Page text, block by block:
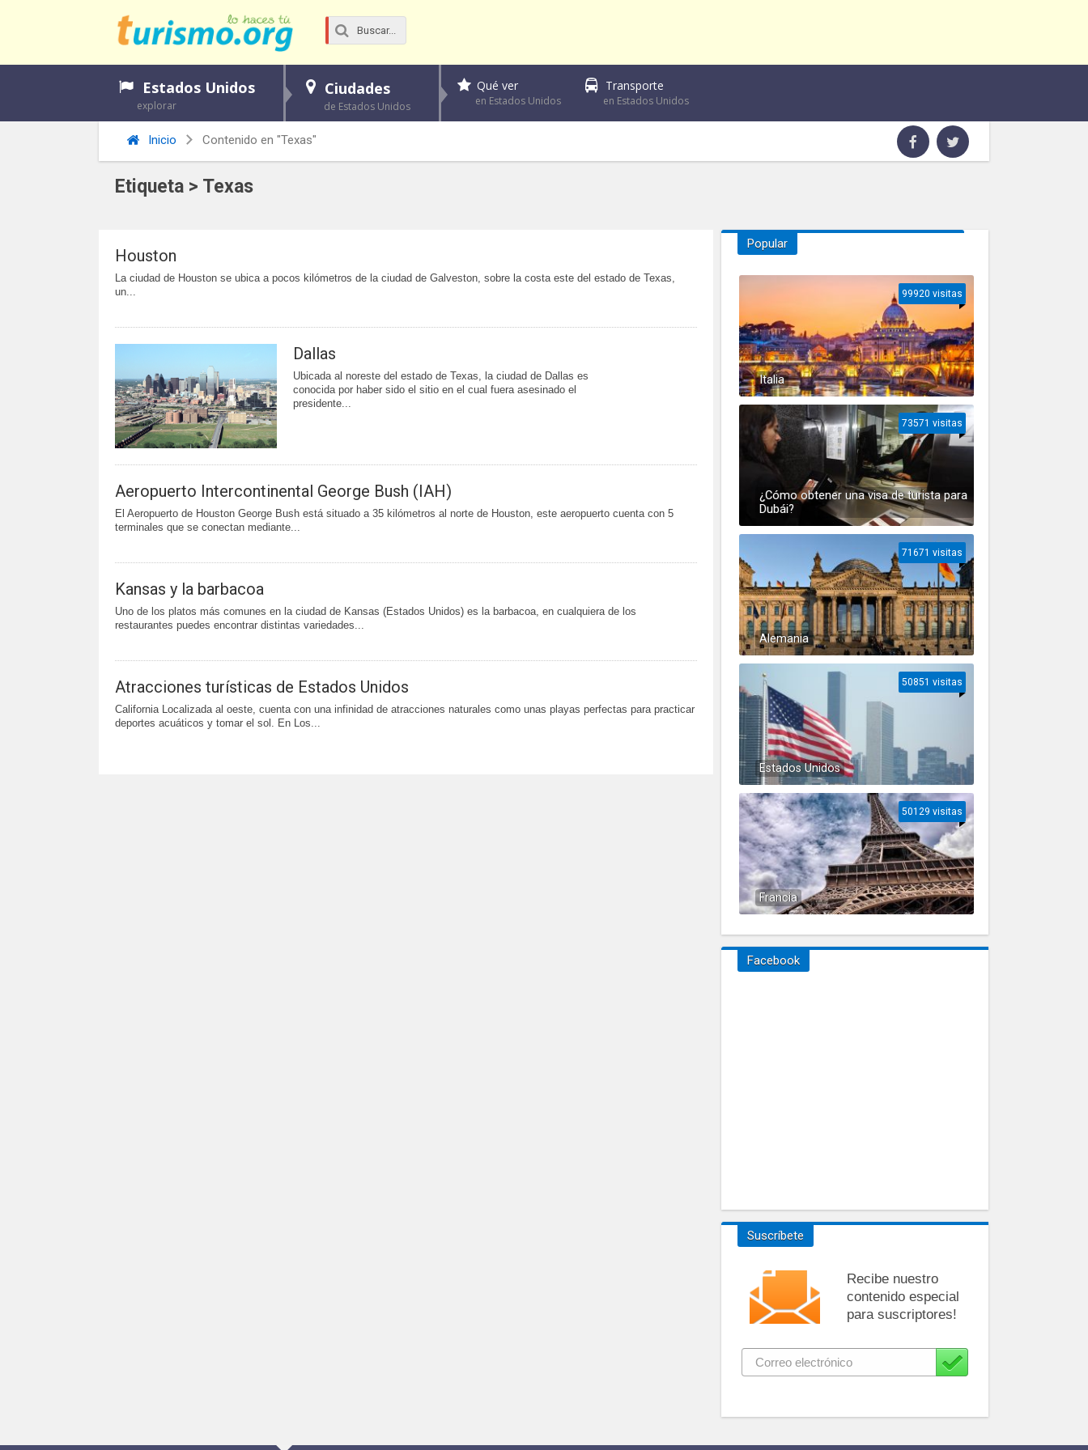
Estados Unidos
explorar
Ciudades
de Estados Unidos
Qué ver
en Estados Unidos
Transporte
en Estados Unidos
Inicio Contenido en "Texas"
Etiqueta > Texas
Houston
La ciudad de Houston se ubica a pocos kilómetros de la ciudad de Galveston, sobre la costa este del estado de Texas,
un...
Dallas
Ubicada al noreste del estado de Texas, la ciudad de Dallas es
conocida por haber sido el sitio en el cual fuera asesinado el
presidente...
Aeropuerto Intercontinental George Bush (IAH)
El Aeropuerto de Houston George Bush está situado a 35 kilómetros al norte de Houston, este aeropuerto cuenta con 5
terminales que se conectan mediante...
Kansas y la barbacoa
Uno de los platos más comunes en la ciudad de Kansas (Estados Unidos) es la barbacoa, en cualquiera de los
restaurantes puedes encontrar distintas variedades...
Atracciones turísticas de Estados Unidos
California Localizada al oeste, cuenta con una infinidad de atracciones naturales como unas playas perfectas para practicar
deportes acuáticos y tomar el sol. En Los...
Popular
Italia
99920 visitas
¿Cómo obtener una visa de turista para
Dubái?
73571 visitas
Alemania
71671 visitas
Estados Unidos
50851 visitas
Francia
50129 visitas
Facebook
Suscríbete
Recibe nuestro
contenido especial
para suscriptores!